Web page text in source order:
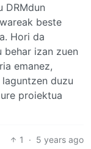
DRMdun
beste
Hori da
izan zuen
emanez,
duzu
proiektua
1 · 5 years ago